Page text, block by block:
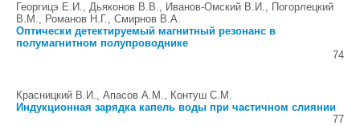
Георгицэ Е.И., Дьяконов В.В., Иванов-Омский В.И., Погорлецкий
В.М., Романов Н.Г., Смирнов В.А.
Оптически детектируемый магнитный резонанс в
полумагнитном полупроводнике
74
Красницкий В.И., Апасов A.M., Контуш С.М.
Индукционная зарядка капель воды при частичном слиянии
77